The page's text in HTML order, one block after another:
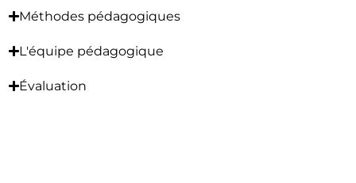
Méthodes pédagogiques
L'équipe pédagogique
Évaluation